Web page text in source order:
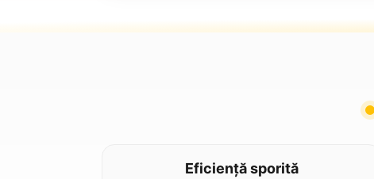
Eficiență sporită